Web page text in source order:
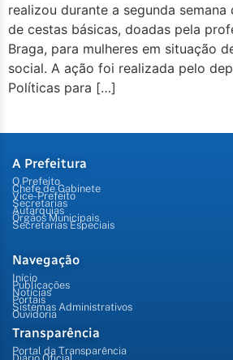
realizou durante a segunda
de cestas básicas, doadas pela
Braga, para mulheres em situação
social. A ação foi realizada pelo
Políticas para […]
A Prefeitura
O Prefeito
Chefe de Gabinete
Vice-Prefeito
Secretarias
Autarquias
Órgãos Municipais
Secretarias Especiais
Navegação
Início
Publicações
Notícias
Portais
Sistemas Administrativos
Ouvidoria
Transparência
Portal da Transparência